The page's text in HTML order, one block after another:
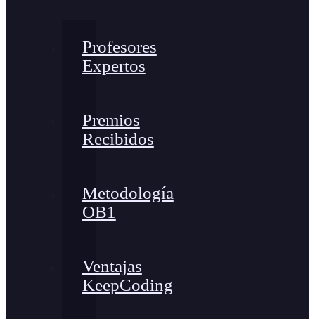
Profesores
Expertos
Premios
Recibidos
Metodología
OB1
Ventajas
KeepCoding